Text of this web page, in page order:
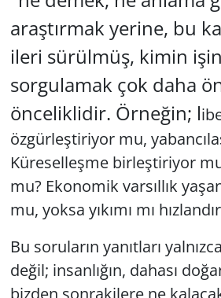
araştırmak yerine, bu
ileri sürülmüş, kimin
sorgulamak çok daha
önceliklidir. Örneğin; l
özgürleştiriyor mu,
Küreselleşme birleştiriyor
mu? Ekonomik varsıllık
mu, yoksa yıkımı mı
Bu soruların yanıtları
değil; insanlığın, dahası
bizden sonrakilere ne